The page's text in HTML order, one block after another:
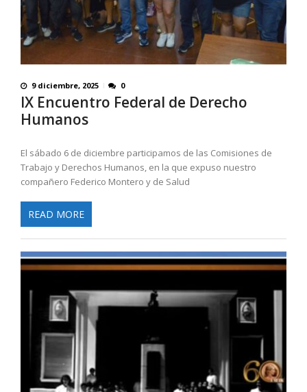
9 diciembre, 2025 0
IX Encuentro Federal de Derecho
Humanos
El sábado 6 de diciembre participamos de las Comisiones de
Trabajo y Derechos Humanos, en la que expuso nuestro
compañero Federico Montero y de Salud
READ MORE